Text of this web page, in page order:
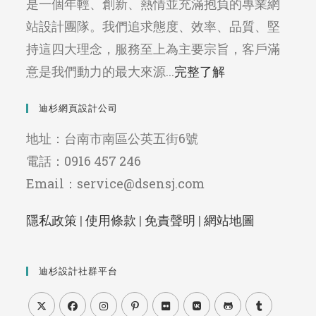
是一個年輕、創新、熱情並充滿抱負的專業網
站設計團隊。我們追求態度、效率、品質、堅
持這四大理念，服務至上為主要宗旨，客戶滿
意是我們動力的最大來源...完整了解
迪杉網頁設計公司
地址：台南市南區公英五街6號
電話：0916 457 246
Email：service@dsensj.com
隱私政策 |使用條款 | 免責聲明 |網站地圖
迪杉設計社群平台